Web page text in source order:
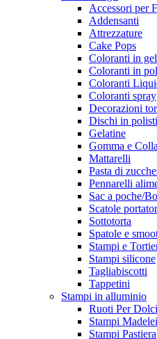
Accessori per
Addensanti
Attrezzature
Cake Pops
Coloranti in gel
Coloranti in
Coloranti
Coloranti spray
Decorazioni
Dischi in
Gelatine
Gomma e
Mattarelli
Pasta di
Pennarelli
Sac a poche/
Scatole
Sottotorta
Spatole e
Stampi e
Stampi silicone
Tagliabiscotti
Tappetini
Stampi in alluminio
Ruoti Per
Stampi
Stampi Pastiera